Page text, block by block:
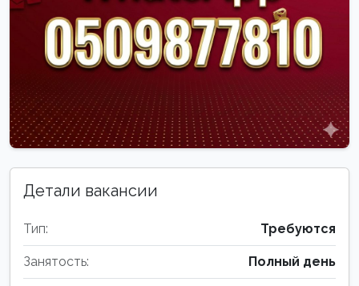
Детали вакансии
Тип: Требуются
Занятость: Полный день